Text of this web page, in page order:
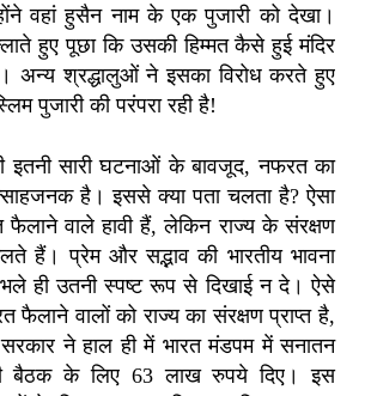
वहां हुसैन नाम के एक पुजारी को देखा।
हुए पूछा कि उसकी हिम्मत कैसे हुई मंदिर
अन्य श्रद्धालुओं ने इसका विरोध करते हुए
पुजारी की परंपरा रही है!
इतनी सारी घटनाओं के बावजूद, नफरत का
है। इससे क्या पता चलता है? ऐसा
वाले हावी हैं, लेकिन राज्य के संरक्षण
हैं। प्रेम और सद्भाव की भारतीय भावना
ही उतनी स्पष्ट रूप से दिखाई न दे। ऐसे
फैलाने वालों को राज्य का संरक्षण प्राप्त है,
ने हाल ही में भारत मंडपम में सनातन
बैठक के लिए 63 लाख रुपये दिए। इस